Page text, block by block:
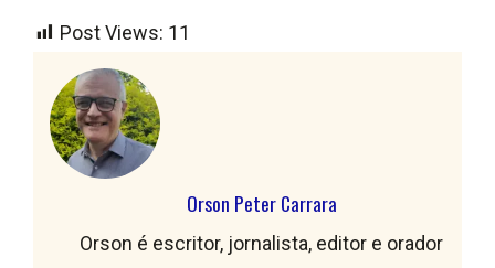
Post Views: 11
Orson Peter Carrara
Orson é escritor, jornalista, editor e orador